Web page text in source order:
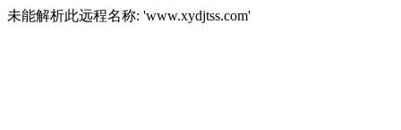
未能解析此远程名称: 'www.xydjtss.com'